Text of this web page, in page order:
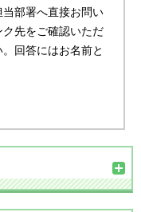
当部署へ直接お問い
先をご確認いただ
回答にはお名前と